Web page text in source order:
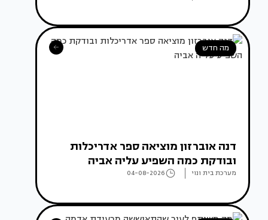
מה חדש
דנה אוברזון מוציאה ספר אדריכלות
ובודקת כמה השפיע עליה אביה
מערכת בית ונוי 04-08-2026